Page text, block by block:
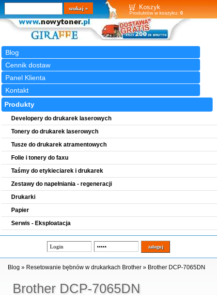
Koszyk
Produktów w koszyku: 0
Blog
Cennik dostaw
Panel Klienta
Kontakt
Wyszukiwarka
szukaj
Produkty
Developery do drukarek laserowych
Tonery do drukarek laserowych
Tusze do drukarek atramentowych
Folie i tonery do faxu
Taśmy do etykieciarek i drukarek
Zestawy do napełniania - regeneracji
Drukarki
Papier
Serwis - Eksploatacja
Brother DCP-7065DN
Blog » Resetowanie bębnów w drukarkach Brother » Brother DCP-7065DN